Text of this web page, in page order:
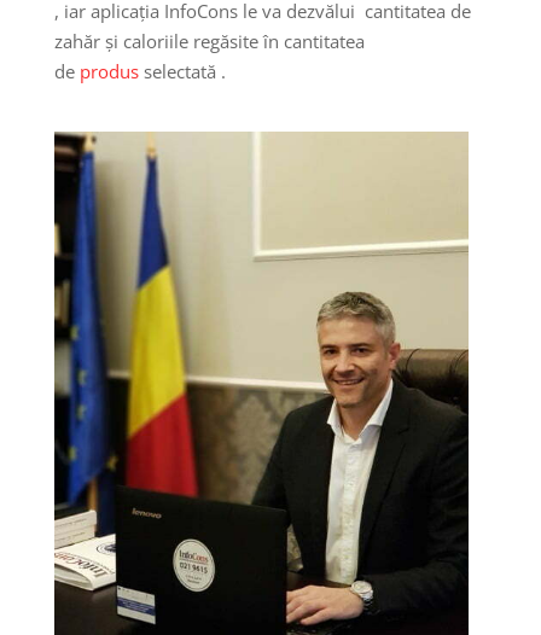
, iar aplicația InfoCons le va dezvălui cantitatea de
zahăr și caloriile regăsite în cantitatea
de produsselectată .